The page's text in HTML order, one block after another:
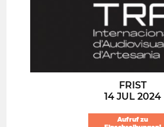
FRIST
14 JUL 2024
Aufruf zu